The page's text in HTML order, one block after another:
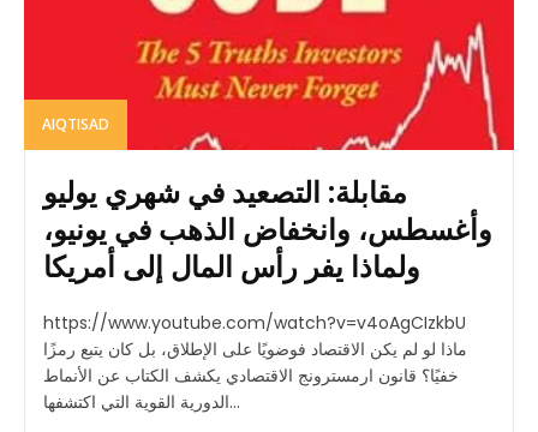
AIQTISAD
مقابلة: التصعيد في شهري يوليو
وأغسطس، وانخفاض الذهب في يونيو،
ولماذا يفر رأس المال إلى أمريكا
https://www.youtube.com/watch?v=v4oAgCIzkbU
ماذا لو لم يكن الاقتصاد فوضويًا على الإطلاق، بل كان يتبع رمزًا
خفيًا؟ قانون ارمسترونج الاقتصادي يكشف الكتاب عن الأنماط
الدورية القوية التي اكتشفها...